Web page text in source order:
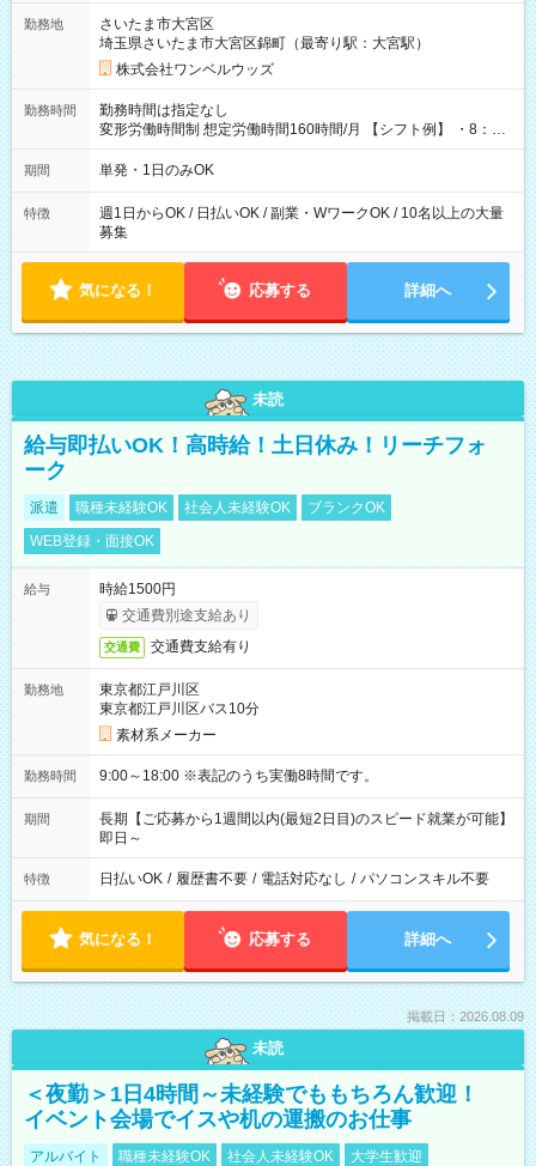
勤務地
さいたま市大宮区
埼玉県さいたま市大宮区錦町（最寄り駅：大宮駅）
株式会社ワンベルウッズ
勤務時間
勤務時間は指定なし
変形労働時間制 想定労働時間160時間/月 【シフト例】 ・8：00
～21：00
期間 単発・1日のみOK
特徴
週1日からOK / 日払いOK / 副業・WワークOK / 10名以上の大量
募集
気になる！ 応募する 詳細へ
未読
給与即払いOK！高時給！土日休み！リーチフォ
ーク
派遣 職種未経験OK 社会人未経験OK
ブランクOK
WEB登録・面接OK
給与
時給1500円
交通費別途支給あり
交通費 交通費支給有り
勤務地
東京都江戸川区
東京都江戸川区バス10分
素材系メーカー
勤務時間 9:00～18:00 ※表記のうち実働8時間です。
期間
長期【ご応募から1週間以内(最短2日目)のスピード就業が可能】
即日～
特徴 日払いOK / 履歴書不要 / 電話対応なし / パソコンスキル不要
気になる！ 応募する 詳細へ
掲載日：2026.08.09
未読
＜夜勤＞1日4時間～未経験でももちろん歓迎！
イベント会場でイスや机の運搬のお仕事
アルバイト 職種未経験OK 社会人未経験OK
大学生歓迎